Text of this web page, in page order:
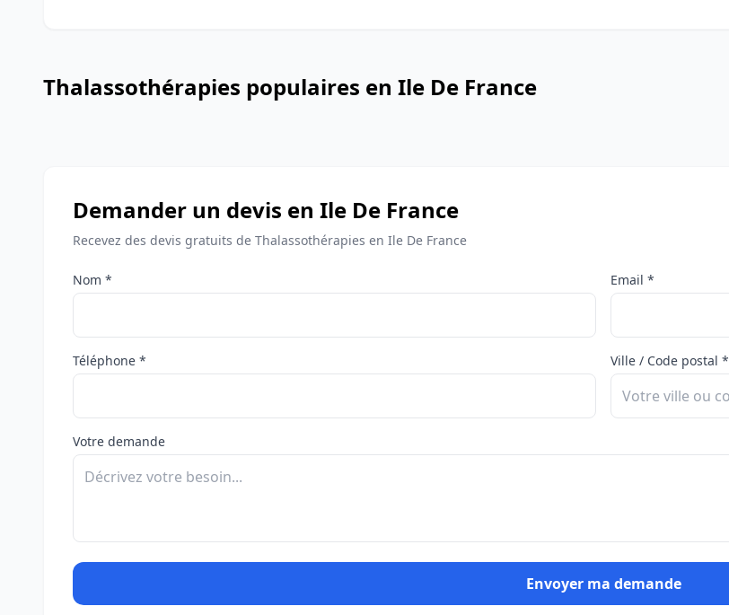
Thalassothérapies populaires en Ile De France
Demander un devis en Ile De France
Recevez des devis gratuits de Thalassothérapies en Ile De France
Nom * Email *
Téléphone * Ville / Code postal *
Votre demande
Envoyer ma demande